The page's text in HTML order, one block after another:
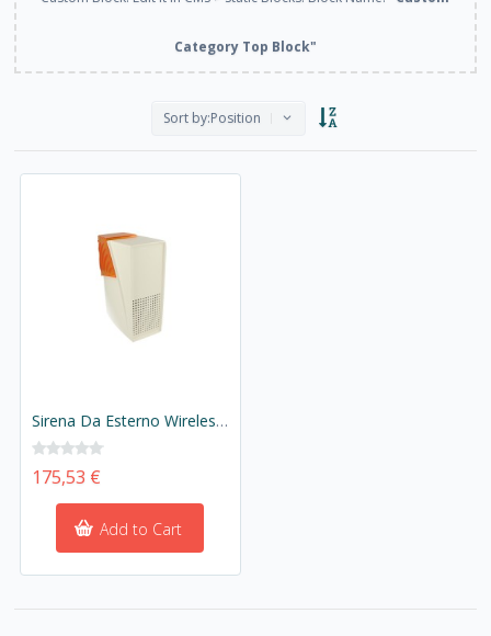
Category Top Block"
Sort by:Position
Sirena Da Esterno Wireless Autoalimentata Lampeggiante con Luce Stroboscopica Pulsanti Antistrappo Antimanomissione GT13.9.80 Per Antifurto GT Casa Alarm GT13.9
175,53 €
Add to Cart